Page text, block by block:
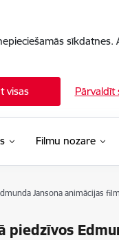
visas Pārvaldīt
Filmu nozare
Jansona animācijas